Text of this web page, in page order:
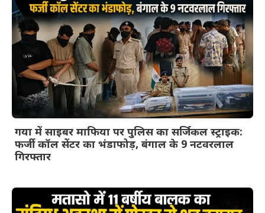
गया में साइबर माफिया पर पुलिस का सर्जिकल स्ट्राइक:
फर्जी कॉल सेंटर का भंडाफोड़, बंगाल के 9 नटवरलाल
गिरफ्तार